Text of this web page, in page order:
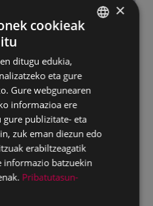
27an
erabakiak
×
cookieak
ditugu edukia,
eta gure
Gure webgunearen
informazioa ere
gure publizitate- eta
zuk eman diezun edo
erabiltzeagatik
informazio batzuekin
Pribatutasun-